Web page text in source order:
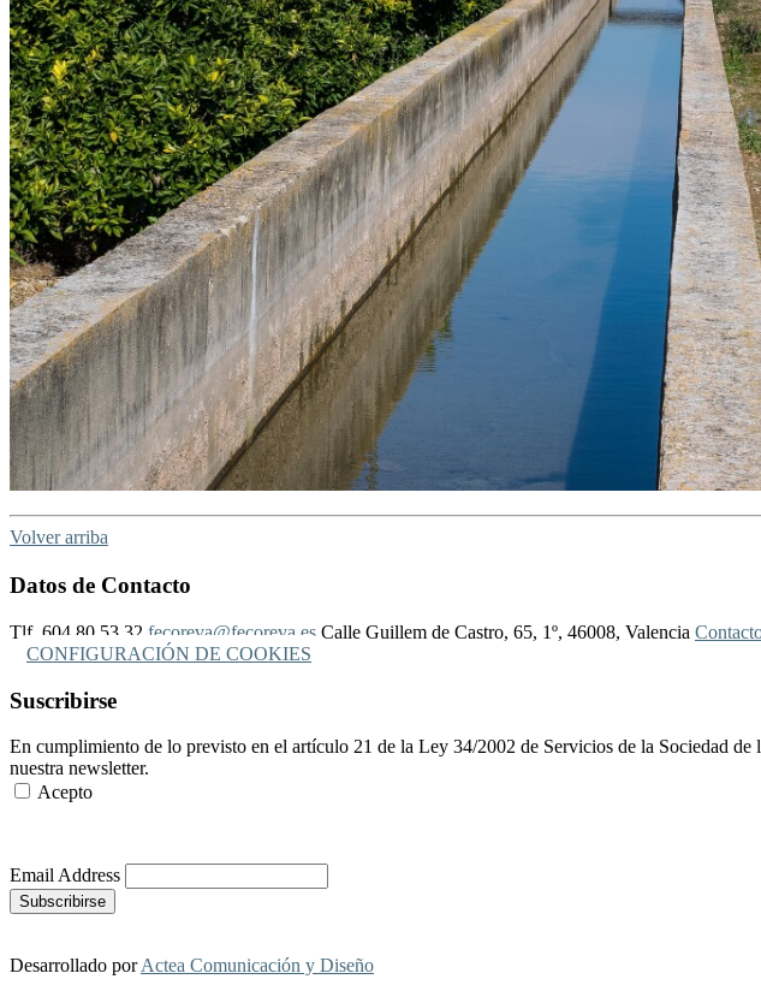
Volver arriba
Datos de Contacto
Tlf. 604 80 53 32 fecoreva@fecoreva.es Calle Guillem de Castro, 65, 1º, 46008, Valencia
CONFIGURACIÓN DE COOKIES
Suscribirse
En cumplimiento de lo previsto en el artículo 21 de la Ley 34/2002 de Servicios de la Sociedad
nuestra newsletter.
Acepto
Email Address
Desarrollado porActea Comunicación y Diseño